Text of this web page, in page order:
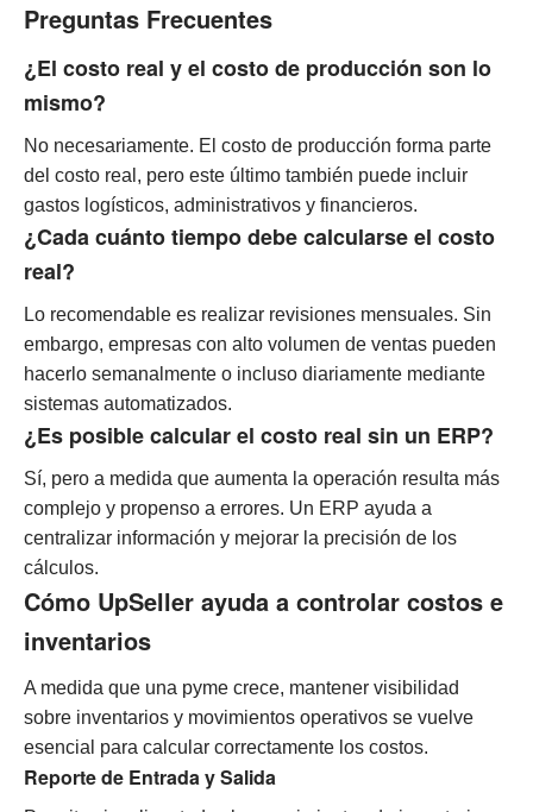
Preguntas Frecuentes
¿El costo real y el costo de producción son lo
mismo?
No necesariamente. El costo de producción forma parte
del costo real, pero este último también puede incluir
gastos logísticos, administrativos y financieros.
¿Cada cuánto tiempo debe calcularse el costo
real?
Lo recomendable es realizar revisiones mensuales. Sin
embargo, empresas con alto volumen de ventas pueden
hacerlo semanalmente o incluso diariamente mediante
sistemas automatizados.
¿Es posible calcular el costo real sin un ERP?
Sí, pero a medida que aumenta la operación resulta más
complejo y propenso a errores. Un ERP ayuda a
centralizar información y mejorar la precisión de los
cálculos.
Cómo UpSeller ayuda a controlar costos e
inventarios
A medida que una pyme crece, mantener visibilidad
sobre inventarios y movimientos operativos se vuelve
esencial para calcular correctamente los costos.
Reporte de Entrada y Salida